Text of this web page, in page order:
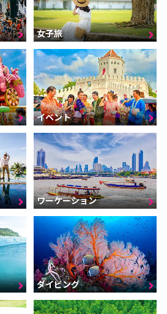
女子旅
イベント
ワーケーション
ダイビング